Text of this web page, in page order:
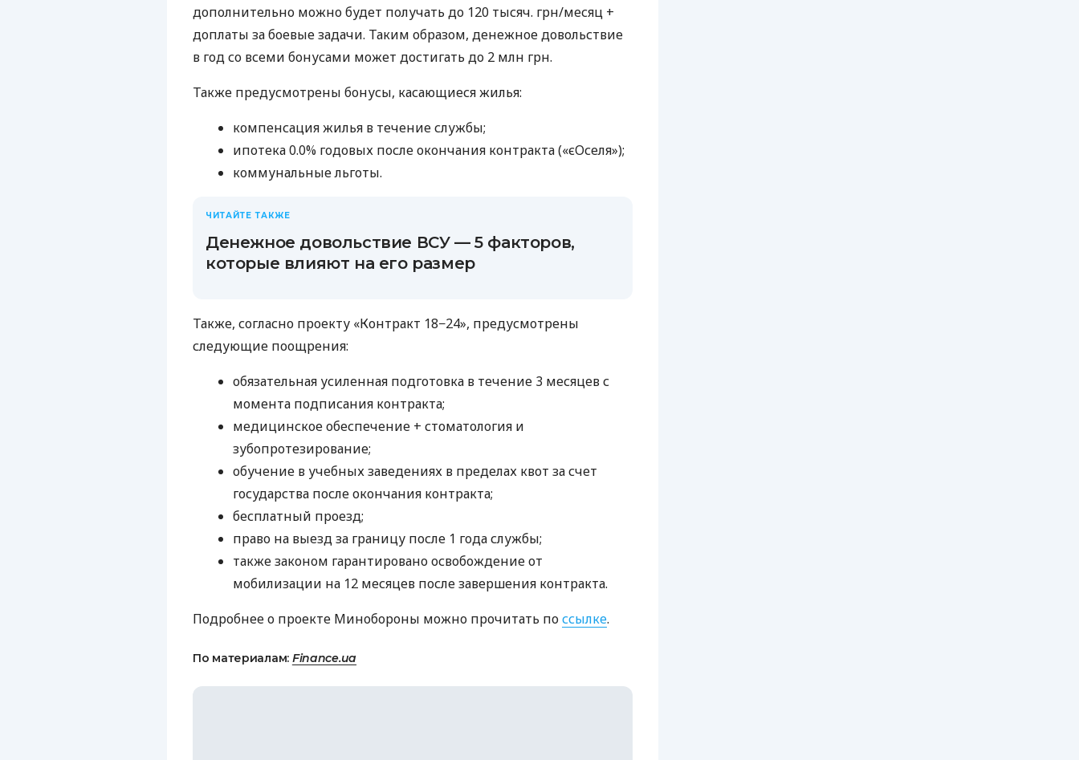
дополнительно можно будет получать до 120 тысяч. грн/месяц +
доплаты за боевые задачи. Таким образом, денежное довольствие
в год со всеми бонусами может достигать до 2 млн грн.
Также предусмотрены бонусы, касающиеся жилья:
компенсация жилья в течение службы;
ипотека 0.0% годовых после окончания контракта («єОселя»);
коммунальные льготы.
ЧИТАЙТЕ ТАКЖЕ
Денежное довольствие ВСУ — 5 факторов,
которые влияют на его размер
Также, согласно проекту «Контракт 18−24», предусмотрены
следующие поощрения:
обязательная усиленная подготовка в течение 3 месяцев с
момента подписания контракта;
медицинское обеспечение + стоматология и
зубопротезирование;
обучение в учебных заведениях в пределах квот за счет
государства после окончания контракта;
бесплатный проезд;
право на выезд за границу после 1 года службы;
также законом гарантировано освобождение от
мобилизации на 12 месяцев после завершения контракта.
Подробнее о проекте Минобороны можно прочитать поссылке.
По материалам: Finance.ua